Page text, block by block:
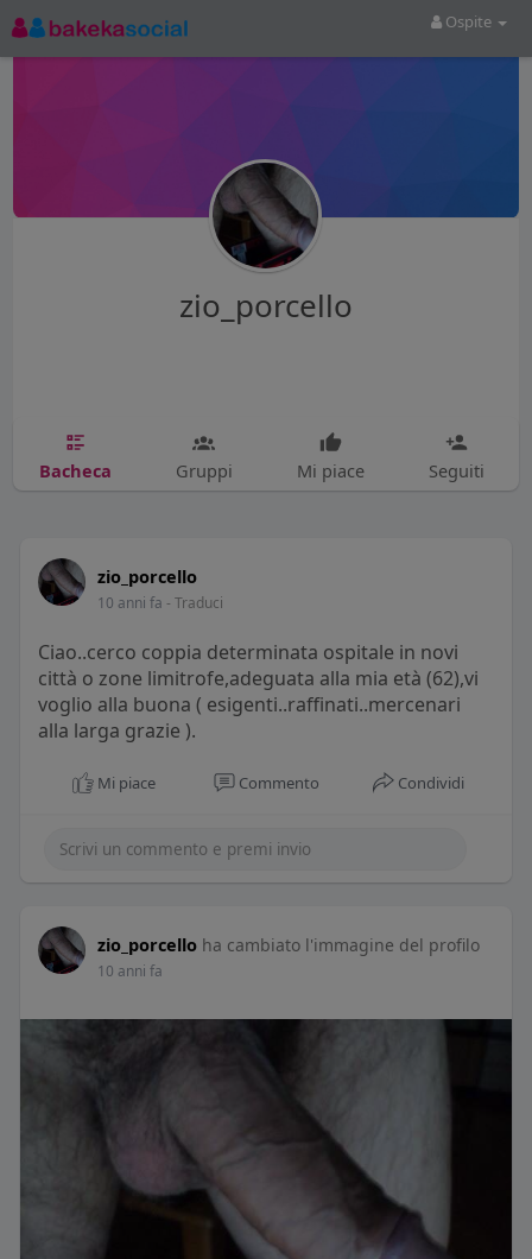
Ospite
zio_porcello
Bacheca Gruppi Mi piace Seguiti
zio_porcello
10 anni fa - Traduci
Ciao..cerco coppia determinata ospitale in novi
città o zone limitrofe,adeguata alla mia età (62),vi
voglio alla buona ( esigenti..raffinati..mercenari
alla larga grazie ).
Mi piace Commento Condividi
zio_porcello ha cambiato l'immagine del profilo
10 anni fa